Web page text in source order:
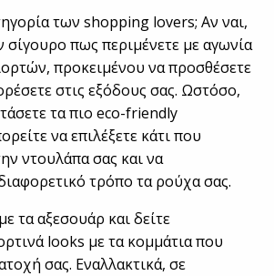
των shopping lovers; Αν ναι,
σίγουρο πως περιμένετε με αγωνία
προκειμένου να προσθέσετε
στις εξόδους σας. Ωστόσο,
τα πιο eco-friendly
να επιλέξετε κάτι που
ντουλάπα σας και να
τρόπο τα ρούχα σας.
τα αξεσουάρ και δείτε
looks με τα κομμάτια που
σας. Εναλλακτικά, σε